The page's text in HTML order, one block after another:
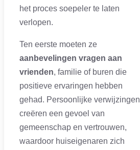
het proces soepeler te laten
verlopen.
Ten eerste moeten ze
aanbevelingen vragen aan
vrienden, familie of buren die
positieve ervaringen hebben
gehad. Persoonlijke verwijzingen
creëren een gevoel van
gemeenschap en vertrouwen,
waardoor huiseigenaren zich